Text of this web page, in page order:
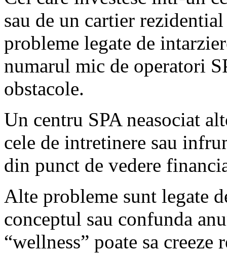
sau de un cartier
probleme legate de
numarul mic de operatori
obstacole.
Un centru SPA neasociat
cele de intretinere sau
din punct de vedere
Alte probleme sunt legate
conceptul sau confunda
“wellness” poate sa